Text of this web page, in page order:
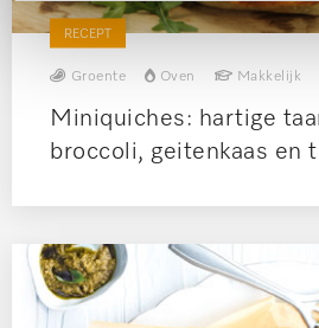
RECEPT
Groente Oven Makkelijk
Miniquiches: hartige
broccoli, geitenkaas en